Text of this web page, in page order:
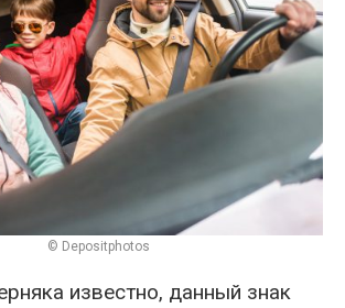
© Depositphotos
известно, данный знак